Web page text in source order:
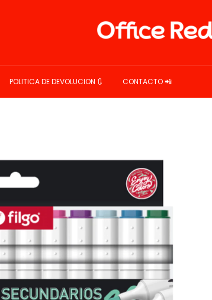
POLITICA DE DEVOLUCION 🔃 CONTACTO 📲